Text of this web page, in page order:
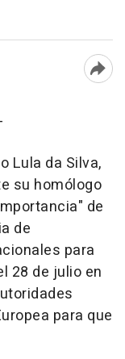
Lula da Silva,
su homólogo
de
de
para
28 de julio en
para que